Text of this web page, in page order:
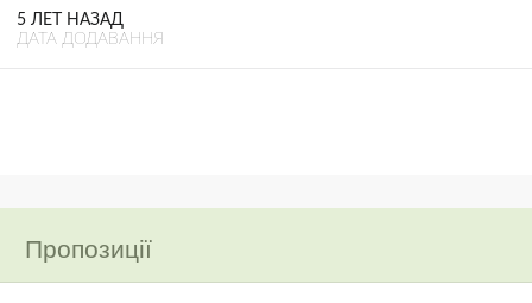
5 ЛЕТ НАЗАД
ДАТА ДОДАВАННЯ
Пропозиції